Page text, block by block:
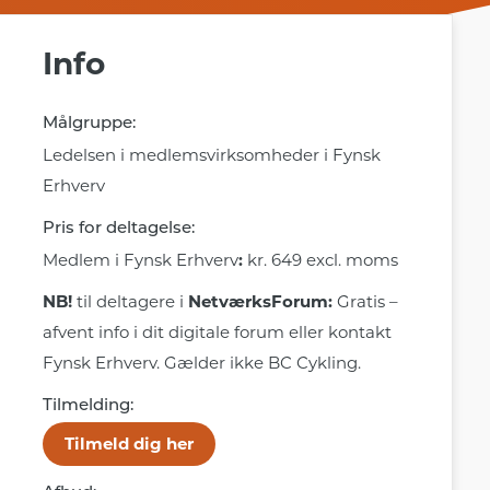
Info
Målgruppe:
Ledelsen i medlemsvirksomheder i Fynsk
Erhverv
Pris for deltagelse:
Medlem i Fynsk Erhverv: kr. 649 excl. moms
NB!til deltagere i NetværksForum: Gratis–
afvent info i dit digitale forum eller kontakt
Fynsk Erhverv. Gælder ikke BC Cykling.
Tilmelding:
Tilmeld dig her